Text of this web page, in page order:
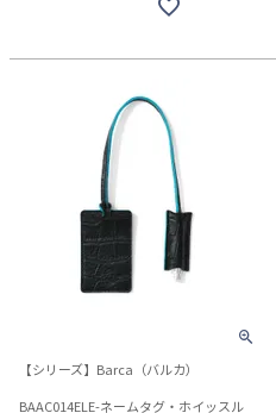
【シリーズ】Barca（バルカ）
BAAC014ELE-ネームタグ・ホイッスル